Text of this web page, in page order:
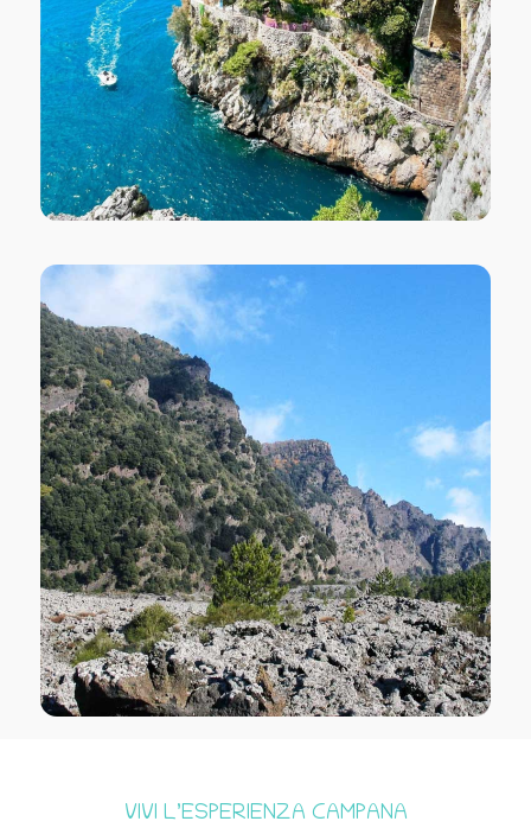
VIVI L’ESPERIENZA CAMPANA